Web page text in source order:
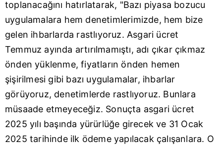
toplanacağını hatırlatarak, "Bazı piyasa bozucu
uygulamalara hem denetimlerimizde, hem bize
gelen ihbarlarda rastlıyoruz. Asgari ücret
Temmuz ayında artırılmamıştı, adı çıkar çıkmaz
önden yüklenme, fiyatların önden hemen
şişirilmesi gibi bazı uygulamalar, ihbarlar
görüyoruz, denetimlerde rastlıyoruz. Bunlara
müsaade etmeyeceğiz. Sonuçta asgari ücret
2025 yılı başında yürürlüğe girecek ve 31 Ocak
2025 tarihinde ilk ödeme yapılacak çalışanlara. O